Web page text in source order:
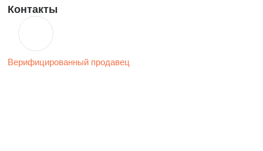
Контакты
Верифицированный продавец